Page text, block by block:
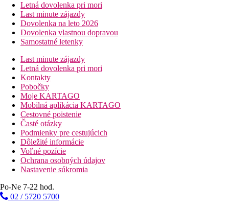
Letná dovolenka pri mori
Last minute zájazdy
Dovolenka na leto 2026
Dovolenka vlastnou dopravou
Samostatné letenky
Last minute zájazdy
Letná dovolenka pri mori
Kontakty
Pobočky
Moje KARTAGO
Mobilná aplikácia KARTAGO
Cestovné poistenie
Časté otázky
Podmienky pre cestujúcich
Dôležité informácie
Voľné pozície
Ochrana osobných údajov
Nastavenie súkromia
Po-Ne 7-22 hod.
02 / 5720 5700